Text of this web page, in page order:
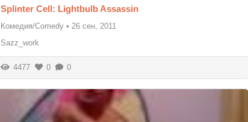
Splinter Cell: Lightbulb Assassin
Комедия/Comedy • 26 сен, 2011
Sazz_work
4477 0 0